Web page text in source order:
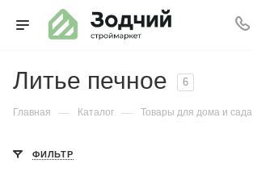
Литье печное 6
Главная — Каталог — Товары для дома и сада
ФИЛЬТР